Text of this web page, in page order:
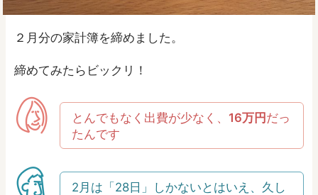
２月分の家計簿を締めました。
締めてみたらビックリ！
とんでもなく出費が少なく、 16万円だっ
たんです
2月は「28日」しかないとはいえ、久し